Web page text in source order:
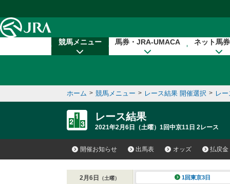
競馬メニュー 馬券・JRA-UMACA ネット馬
ホーム > 競馬メニュー > レース結果 開催選択 > レ
レース結果
2021年2月6日（土曜）1回中京11日 2レース
開催お知らせ 出馬表 オッズ 払戻金
2月6日 （土曜） 1回東京3日